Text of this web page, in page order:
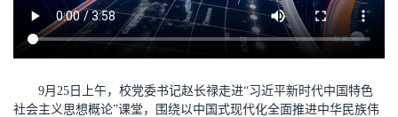
9月25日上午，校党委书记赵长禄走进“习近平新时代中国特色
社会主义思想概论”课堂，围绕以中国式现代化全面推进中华民族伟